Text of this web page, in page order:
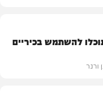
להשתמש בכיריים
ורנר